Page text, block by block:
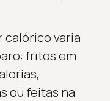
calórico varia
fritos em
ou feitas na